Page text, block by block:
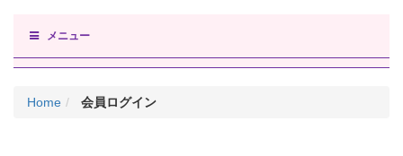
メニュー
Home 会員ログイン